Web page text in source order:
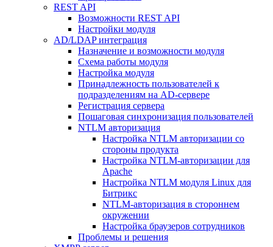
REST API
Возможности REST API
Настройки модуля
AD/LDAP интеграция
Назначение и возможности модуля
Схема работы модуля
Настройка модуля
Принадлежность пользователей к
подразделениям на AD-сервере
Регистрация сервера
Пошаговая синхронизация пользователей
NTLM авторизация
Настройка NTLM авторизации со
стороны продукта
Настройка NTLM-авторизации для
Apache
Настройка NTLM модуля Linux для
Битрикс
NTLM-авторизация в стороннем
окружении
Настройка браузеров сотрудников
Проблемы и решения